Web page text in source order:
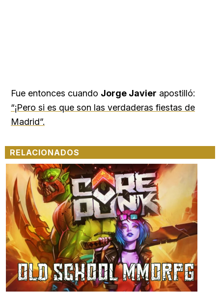
Fue entonces cuando Jorge Javier apostilló:
“¡Pero si es que son las verdaderas fiestas de
Madrid”.
RELACIONADOS